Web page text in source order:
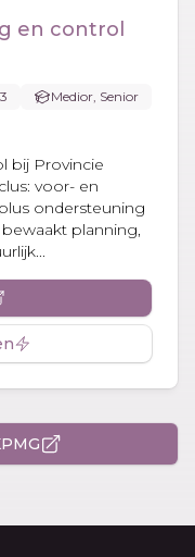
en control
Medior, Senior
bij Provincie
voor- en
ondersteuning
planning,